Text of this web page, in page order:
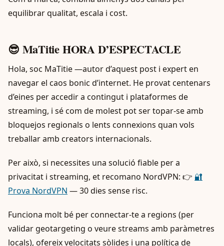
equilibrar qualitat, escala i cost.
😎 MaTitie HORA D’ESPECTACLE
Hola, soc MaTitie —autor d’aquest post i expert en
navegar el caos bonic d’internet. He provat centenars
d’eines per accedir a contingut i plataformes de
streaming, i sé com de molest pot ser topar-se amb
bloquejos regionals o lents connexions quan vols
treballar amb creators internacionals.
Per això, si necessites una solució fiable per a
privacitat i streaming, et recomano NordVPN: 👉 🔐
Prova NordVPN — 30 dies sense risc.
Funciona molt bé per connectar-te a regions (per
validar geotargeting o veure streams amb paràmetres
locals), ofereix velocitats sòlides i una política de